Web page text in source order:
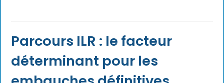
Parcours ILR : le facteur
déterminant pour les